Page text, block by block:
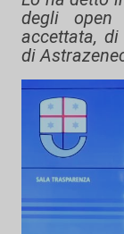
degli
accettata,
di